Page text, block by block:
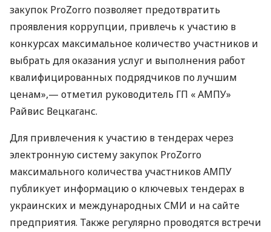
закупок ProZorro позволяет предотвратить
проявления коррупции, привлечь к участию в
конкурсах максимальное количество участников и
выбрать для оказания услуг и выполнения работ
квалифицированных подрядчиков по лучшим
ценам»,— отметил руководитель ГП « АМПУ»
Райвис Вецкаганс.
Для привлечения к участию в тендерах через
электронную систему закупок ProZorro
максимального количества участниковАМПУ
публикует информацию о ключевых тендерах в
украинских и международныхСМИ и на сайте
предприятия. Также регулярно проводятся встречи